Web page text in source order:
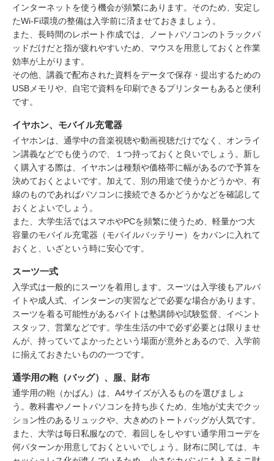
インターネットを使う機会が頻繁にあります。そのため、安定し
たWi-Fi環境の整備は入学前に済ませておきましょう。
また、長時間のレポート作成では、ノートパソコンのトラックパ
ッドだけだと指が疲れやすいため、マウスを用意しておくと作業
効率が上がります。
その他、講義で配布された資料をデータで保存・提出するための
USBメモリや、自宅で資料を印刷できるプリンターもあると便利
です。
イヤホン、モバイル充電器
イヤホンは、通学中の音楽視聴や動画視聴だけでなく、オンライ
ン講義などでも使うので、１つ持っておくと良いでしょう。新し
く購入する際は、イヤホンは種類や価格帯に幅があるので予算を
決めておくとよいです。加えて、別の用途で使うかどうかや、有
線のものであればパソコンに接続できるかどうかなどを確認して
おくとよいでしょう。
また、大学生活ではスマホやPCを頻繁に使うため、軽量かつ大
容量のモバイル充電器（モバイルバッテリー）をカバンに入れて
おくと、いざという時に安心です。
スーツ一式
入学式は一般的にスーツを着用します。スーツは入学後もアルバ
イトや成人式、インターンの実習などで必要な場合があります。
スーツを着る可能性があるバイトは塾講師や試験監督、イベント
スタッフ、営業などです。学生生活の中で必ず必要とは限りませ
んが、持っていてよかったという場面が意外とあるので、入学前
に揃えておきたいものの一つです。
通学用の鞄（バッグ）、服、財布
通学用の鞄（かばん）は、A4サイズが入るものを選びましょ
う。教科書やノートパソコンを持ち歩くため、生地が丈夫でクッ
ション性のあるリュックや、大きめのトートバッグが人気です。
また、大学は毎日私服なので、着回しをしやすい通学用コーデを
何パターンか用意しておくといいでしょう。財布に関しては、キ